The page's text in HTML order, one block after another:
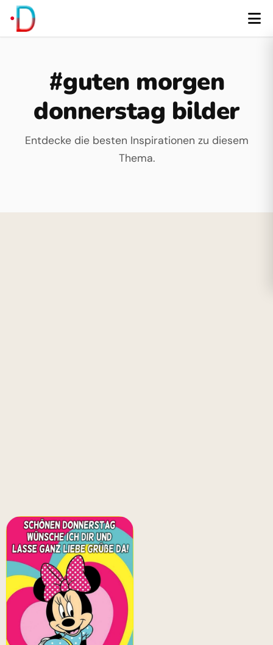
#guten morgen
donnerstag bilder
Entdecke die besten Inspirationen zu diesem
Thema.